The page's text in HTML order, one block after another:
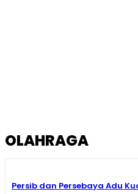
OLAHRAGA
Persib dan Persebaya Adu